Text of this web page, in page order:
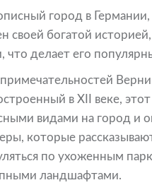
город в
своей богатой
делает его
в XII веке,
видами на город
которые
по ухоженным
ландшафтами.